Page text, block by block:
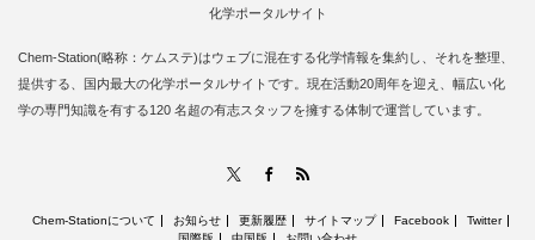
化学ポータルサイト
Chem-Station(略称：ケムステ)はウェブに混在する化学情報を集約し、それを整理、
提供する、国内最大の化学ポータルサイトです。現在活動20周年を迎え、幅広い化
学の専門知識を有する120 名超の有志スタッフを擁する体制で運営しています。
Facebook
Chem-Stationについて お知らせ 更新履歴 サイトマップ Facebook
Twitter